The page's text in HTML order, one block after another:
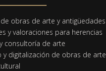
obras de arte y antigüedades
y valoraciones para herencias
consultoría de arte
y digitalización de obras de arte